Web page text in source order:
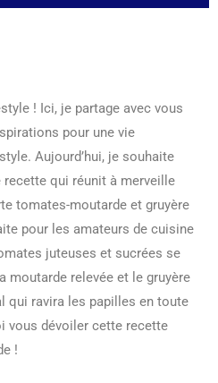
! Ici, je partage avec vous
pour une vie
Aujourd’hui, je souhaite
recette qui réunit à merveille
tomates-moutarde et gruyère
pour les amateurs de cuisine
juteuses et sucrées se
moutarde relevée et le gruyère
qui ravira les papilles en toute
vous dévoiler cette recette
!